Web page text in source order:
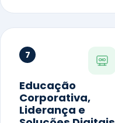
7
Educação
Corporativa,
Liderança e